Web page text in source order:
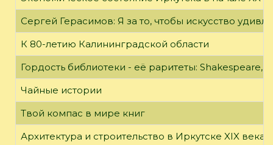
Сергей Герасимов: Я за то, чтобы искусство
К 80-летию Калининградской области
Гордость библиотеки - её раритеты: Shakespeare,
Чайные истории
Твой компас в мире книг
Архитектура и строительство в Иркутске XIX века